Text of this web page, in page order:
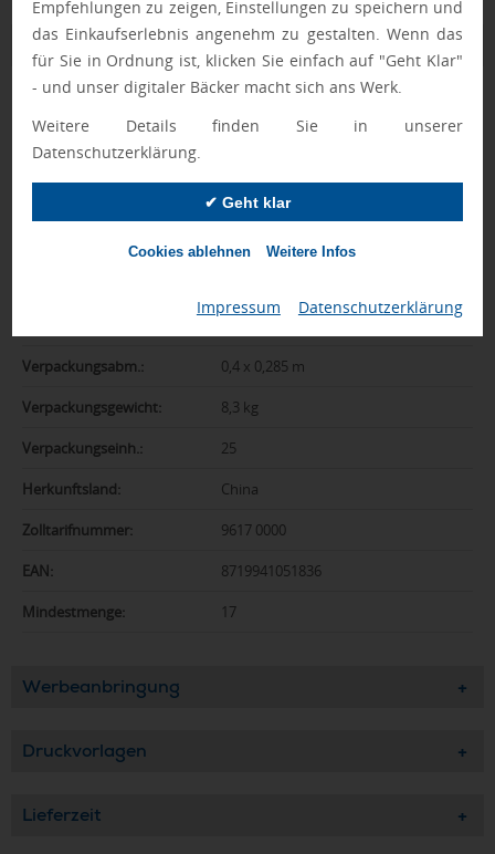
Empfehlungen zu zeigen, Einstellungen zu speichern und
das Einkaufserlebnis angenehm zu gestalten. Wenn das
für Sie in Ordnung ist, klicken Sie einfach auf "Geht Klar"
- und unser digitaler Bäcker macht sich ans Werk.
Weitere Details finden Sie in unserer
Datenschutzerklärung.
✔ Geht klar
Cookies ablehnen Weitere Infos
Impressum Datenschutzerklärung
Zusatzinformation
Farbe:
Abmessungen: ø 7 x 25,5 cm
Gewicht: 264 g
Verpackungsabm.: 0,4 x 0,285 m
Verpackungsgewicht: 8,3 kg
Verpackungseinh.: 25
Herkunftsland: China
Zolltarifnummer: 9617 0000
EAN: 8719941051836
Mindestmenge: 17
Werbeanbringung
Druckvorlagen
Lieferzeit